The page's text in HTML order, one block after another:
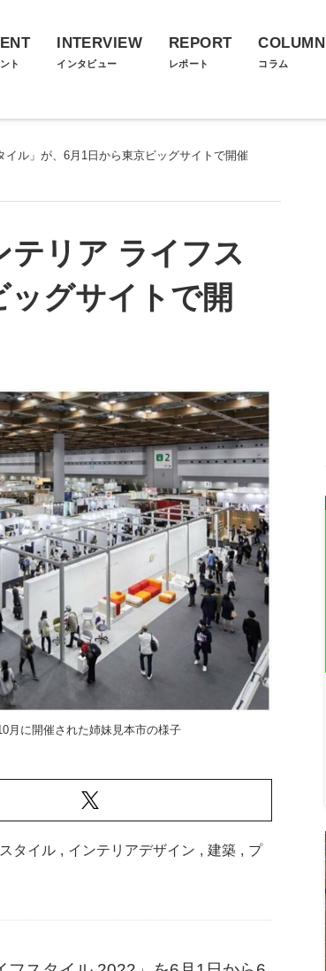
ト
INTERVIEW
インタビュー
REPORT
レポート
COLUMN
コラム
ル」が、6月1日から東京ビッグサイトで開催
テリア ライフス
グサイトで開
月に開催された姉妹見本市の様子
タイル , インテリアデザイン , 建築 , プ